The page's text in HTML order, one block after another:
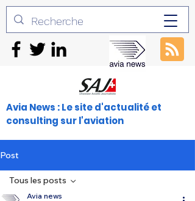
Avia News : Le site d'actualité et
consulting sur l'aviation
Post
Tous les posts
Avia news